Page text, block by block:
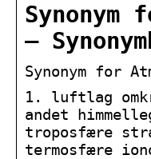
Synonym
–
Synonym for
1. luftlag
andet
troposfære
termosfære